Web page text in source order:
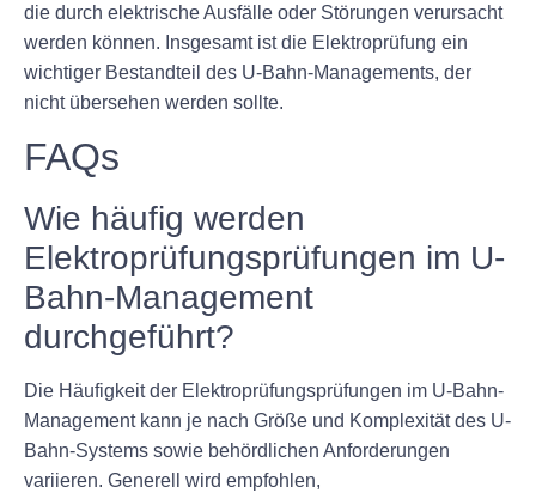
die durch elektrische Ausfälle oder Störungen verursacht
werden können. Insgesamt ist die Elektroprüfung ein
wichtiger Bestandteil des U-Bahn-Managements, der
nicht übersehen werden sollte.
FAQs
Wie häufig werden
Elektroprüfungsprüfungen im U-
Bahn-Management
durchgeführt?
Die Häufigkeit der Elektroprüfungsprüfungen im U-Bahn-
Management kann je nach Größe und Komplexität des U-
Bahn-Systems sowie behördlichen Anforderungen
variieren. Generell wird empfohlen,